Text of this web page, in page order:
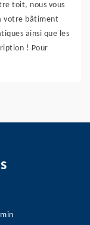
toit, nous vous
votre bâtiment
ainsi que les
! Pour